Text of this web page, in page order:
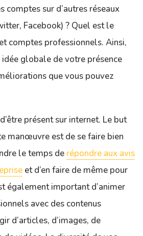
comptes sur d’autres réseaux
Facebook) ? Quel est le
comptes professionnels. Ainsi,
globale de votre présence
que vous pouvez
présent sur internet. Le but
manœuvre est de se faire bien
le temps de répondre aux avis
et d’en faire de même pour
également important d’animer
avec des contenus
d’articles, d’images, de